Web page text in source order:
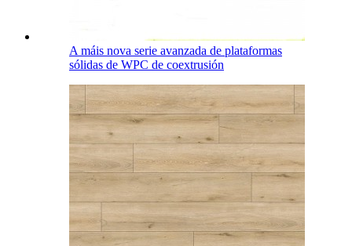
A máis nova serie avanzada de plataformas
sólidas de WPC de coextrusión